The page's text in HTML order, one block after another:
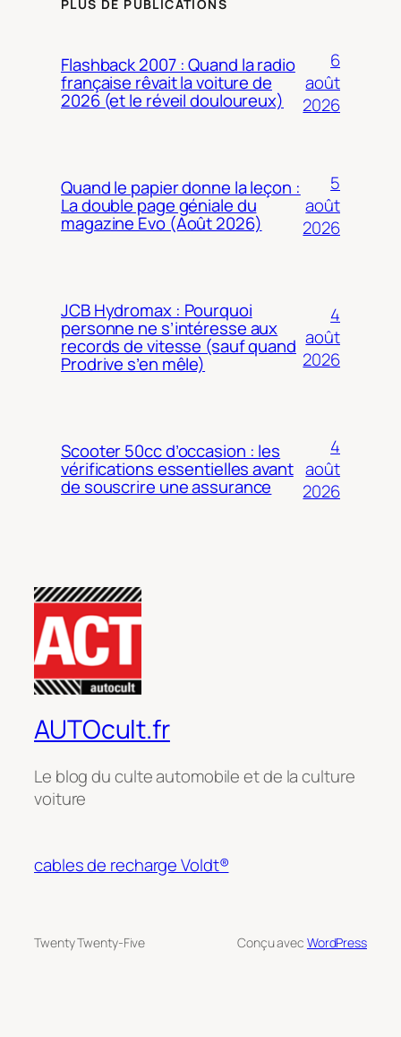
PLUS DE PUBLICATIONS
Flashback 2007 : Quand la radio
française rêvait la voiture de
2026 (et le réveil douloureux)
6
août
2026
Quand le papier donne la leçon :
La double page géniale du
magazine Evo (Août 2026)
5
août
2026
JCB Hydromax : Pourquoi
personne ne s’intéresse aux
records de vitesse (sauf quand
Prodrive s’en mêle)
4
août
2026
Scooter 50cc d’occasion : les
vérifications essentielles avant
de souscrire une assurance
4
août
2026
AUTOcult.fr
Le blog du culte automobile et de la culture
voiture
cables de recharge Voldt®
Twenty Twenty-Five Conçu avec WordPress